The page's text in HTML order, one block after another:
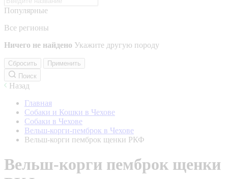
Популярные
Все регионы
Ничего не найдено Укажите другую породу
Сбросить
Применить
Поиск
Назад
Главная
Собаки и Кошки в Чехове
Собаки в Чехове
Вельш-корги-пемброк в Чехове
Вельш-корги пемброк щенки РКФ
Вельш-корги пемброк щенки